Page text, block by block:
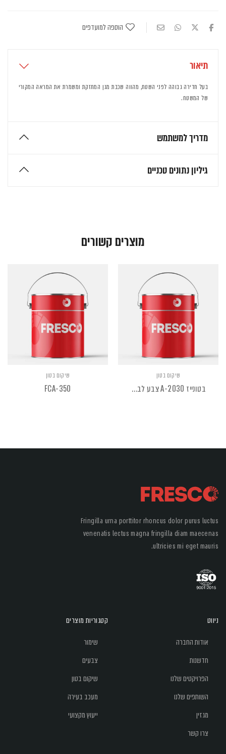
הוספה למועדפים
תיאור
בעל חדירה גבוהה לפני השטח, מהווה שכבת מגן המחזקת ומשמרת את המראה המקורי
של המשטח.
מדריך למשתמש
גיליון נתונים טכניים
מוצרים קשורים
שיקום בטון
בטונייז 2030-A צבע לבטון
שיקום בטון
FCA-350
Fringilla urna porttitor rhoncus dolor purus luctus
venenatis lectus magna fringilla diam maecenas
ultricies mi eget mauris.
ניווט
אודות החברה
חדשנות
הפרויקטים שלנו
השותפים שלנו
מגזין
צרו קשר
קטגוריות מוצרים
שימור
צבעים
שיקום בטון
מעכב בעירה
ייעוץ מקצועי